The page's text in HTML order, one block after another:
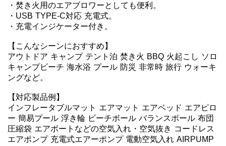
・焚き火用のエアブロワーとしても便利。
・USB TYPE-C対応 充電式。
・充電インジケーター付き。
【こんなシーンにおすすめ】
アウトドア キャンプ テント泊 焚き火 BBQ 火起こし ソロ
キャンプビーチ 海水浴 プール 防災 非常時 旅行 ウォーキ
ングなど。
【対応製品例】
インフレータブルマット エアマット エアベッド エアピロ
ー 簡易プール 浮き輪 ビーチボール バランスボール 布団
圧縮袋 エアボートなどの空気入れ・空気抜き コードレス
エアポンプ 充電式エアーポンプ 電動空気入れ AIRPUMP